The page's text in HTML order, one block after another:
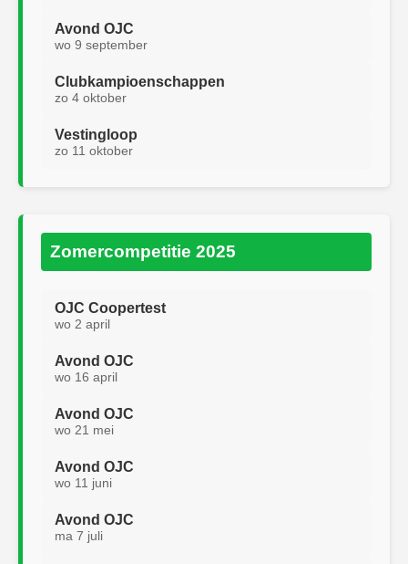
Avond OJC
wo 9 september
Clubkampioenschappen
zo 4 oktober
Vestingloop
zo 11 oktober
Zomercompetitie 2025
OJC Coopertest
wo 2 april
Avond OJC
wo 16 april
Avond OJC
wo 21 mei
Avond OJC
wo 11 juni
Avond OJC
ma 7 juli